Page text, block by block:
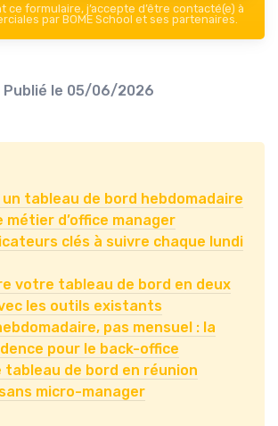
ce formulaire, j’accepte d’être contacté(e) à
par BOME School et ses partenaires.
Publié le 05/06/2026
tableau de bord hebdomadaire
métier d’office manager
clés à suivre chaque lundi
votre tableau de bord en deux
les outils existants
pas mensuel : la
pour le back-office
tableau de bord en réunion
micro-manager